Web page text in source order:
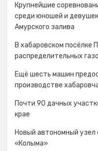
Крупнейшие
среди юношей и
Амурского залива
В хабаровском посёлке
распределительных
Ещё шесть машин
производстве
Почти 90 дачных
крае
Новый автономный узел
«Колыма»